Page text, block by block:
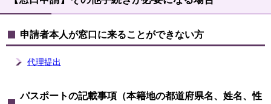
申請者本人が窓口に来ることができない方
代理提出
パスポートの記載事項（本籍地の都道府県名、姓名、性